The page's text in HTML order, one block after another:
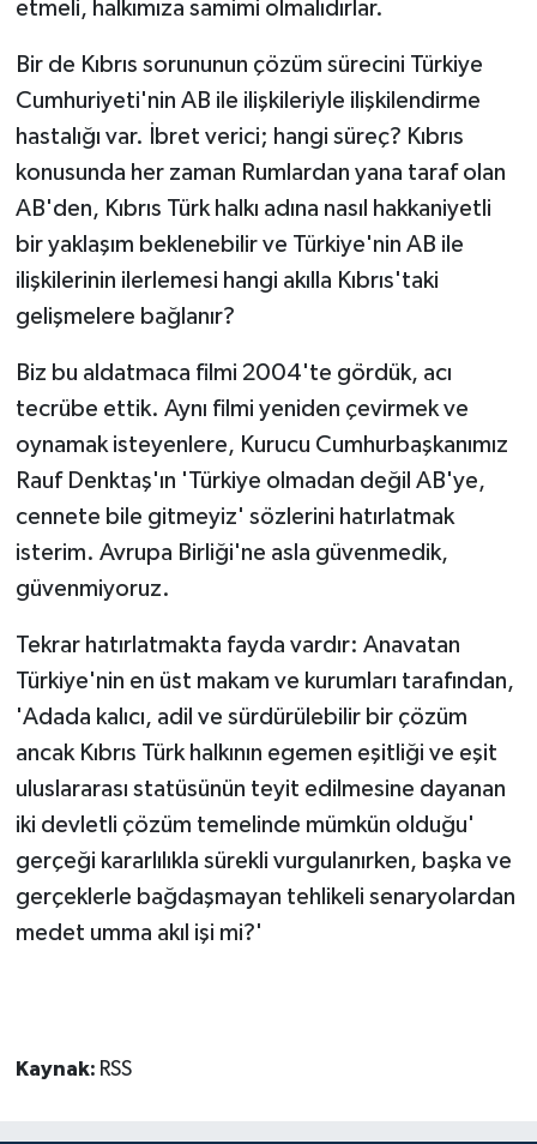
etmeli, halkımıza samimi olmalıdırlar.
Bir de Kıbrıs sorununun çözüm sürecini Türkiye
Cumhuriyeti'nin AB ile ilişkileriyle ilişkilendirme
hastalığı var. İbret verici; hangi süreç? Kıbrıs
konusunda her zaman Rumlardan yana taraf olan
AB'den, Kıbrıs Türk halkı adına nasıl hakkaniyetli
bir yaklaşım beklenebilir ve Türkiye'nin AB ile
ilişkilerinin ilerlemesi hangi akılla Kıbrıs'taki
gelişmelere bağlanır?
Biz bu aldatmaca filmi 2004'te gördük, acı
tecrübe ettik. Aynı filmi yeniden çevirmek ve
oynamak isteyenlere, Kurucu Cumhurbaşkanımız
Rauf Denktaş'ın 'Türkiye olmadan değil AB'ye,
cennete bile gitmeyiz' sözlerini hatırlatmak
isterim. Avrupa Birliği'ne asla güvenmedik,
güvenmiyoruz.
Tekrar hatırlatmakta fayda vardır: Anavatan
Türkiye'nin en üst makam ve kurumları tarafından,
'Adada kalıcı, adil ve sürdürülebilir bir çözüm
ancak Kıbrıs Türk halkının egemen eşitliği ve eşit
uluslararası statüsünün teyit edilmesine dayanan
iki devletli çözüm temelinde mümkün olduğu'
gerçeği kararlılıkla sürekli vurgulanırken, başka ve
gerçeklerle bağdaşmayan tehlikeli senaryolardan
medet umma akıl işi mi?'
Kaynak: RSS